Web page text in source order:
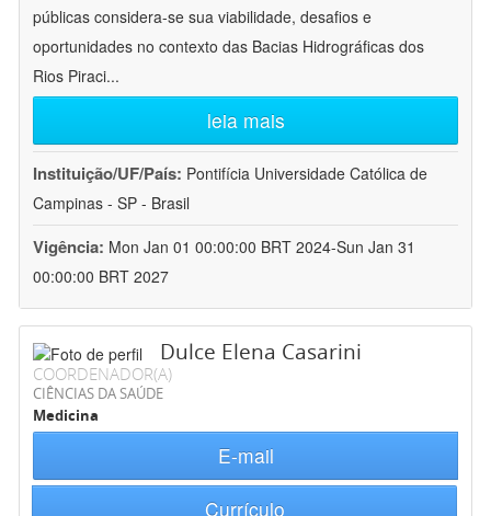
públicas considera-se sua viabilidade, desafios e
oportunidades no contexto das Bacias Hidrográficas dos
Rios Piraci...
leia mais
Instituição/UF/País: Pontifícia Universidade Católica de
Campinas - SP - Brasil
Vigência: Mon Jan 01 00:00:00 BRT 2024-Sun Jan 31
00:00:00 BRT 2027
Dulce Elena Casarini
COORDENADOR(A)
CIÊNCIAS DA SAÚDE
Medicina
E-mail
Currículo